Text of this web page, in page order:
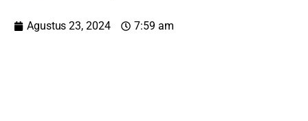
Agustus 23, 2024 7:59 am